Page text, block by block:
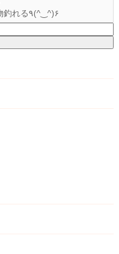
午後から１kg超えの大物釣れる٩(^‿^)۶